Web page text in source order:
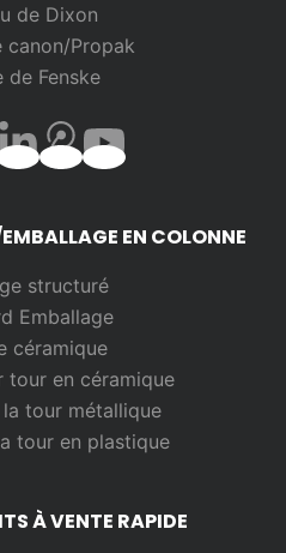
de Dixon
canon/Propak
de Fenske
EN COLONNE
structuré
Emballage
céramique
tour en céramique
tour métallique
tour en plastique
À VENTE RAPIDE